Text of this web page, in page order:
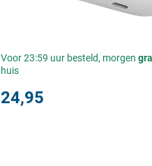
Voor 23:59 uur besteld, morgen
huis
24,95